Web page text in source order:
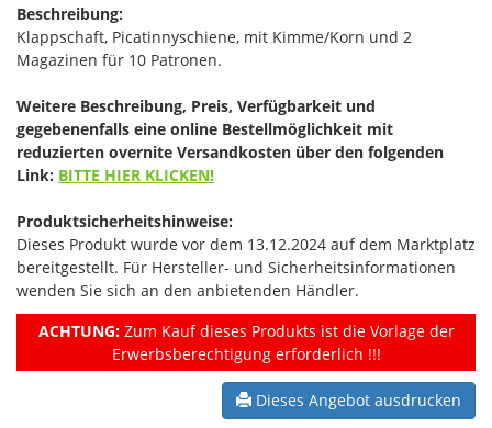
Beschreibung:
Klappschaft, Picatinnyschiene, mit Kimme/Korn und 2
Magazinen für 10 Patronen.
Weitere Beschreibung, Preis, Verfügbarkeit und
gegebenenfalls eine online Bestellmöglichkeit mit
reduzierten overnite Versandkosten über den folgenden
Link:​ BITTE HIER KLICKEN!
Produktsicherheitshinweise:
Dieses Produkt wurde vor dem 13.12.2024 auf dem Marktplatz
bereitgestellt. Für Hersteller- und Sicherheitsinformationen
wenden Sie sich an den anbietenden Händler.
ACHTUNG:Zum Kauf dieses Produkts ist die Vorlage der
Erwerbsberechtigung erforderlich !!!
Dieses Angebot ausdrucken